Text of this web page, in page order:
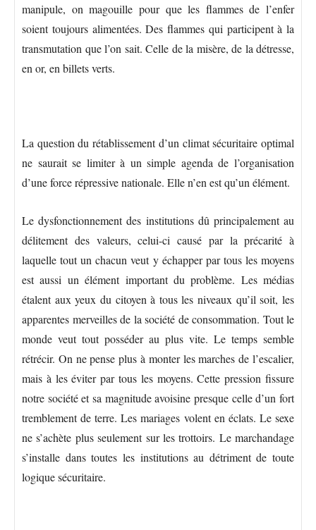
manipule, on magouille pour que les flammes de l’enfer
soient toujours alimentées. Des flammes qui participent à la
transmutation que l’on sait. Celle de la misère, de la détresse,
en or, en billets verts.
La question du rétablissement d’un climat sécuritaire optimal
ne saurait se limiter à un simple agenda de l’organisation
d’une force répressive nationale. Elle n’en est qu’un élément.
Le dysfonctionnement des institutions dû principalement au
délitement des valeurs, celui-ci causé par la précarité à
laquelle tout un chacun veut y échapper par tous les moyens
est aussi un élément important du problème. Les médias
étalent aux yeux du citoyen à tous les niveaux qu’il soit, les
apparentes merveilles de la société de consommation. Tout le
monde veut tout posséder au plus vite. Le temps semble
rétrécir. On ne pense plus à monter les marches de l’escalier,
mais à les éviter par tous les moyens. Cette pression fissure
notre société et sa magnitude avoisine presque celle d’un fort
tremblement de terre. Les mariages volent en éclats. Le sexe
ne s’achète plus seulement sur les trottoirs. Le marchandage
s’installe dans toutes les institutions au détriment de toute
logique sécuritaire.